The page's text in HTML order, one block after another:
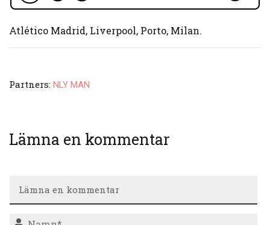
Atlético Madrid, Liverpool, Porto, Milan.
Partners: NLY MAN
Lämna en kommentar